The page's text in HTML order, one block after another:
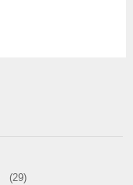
(29)